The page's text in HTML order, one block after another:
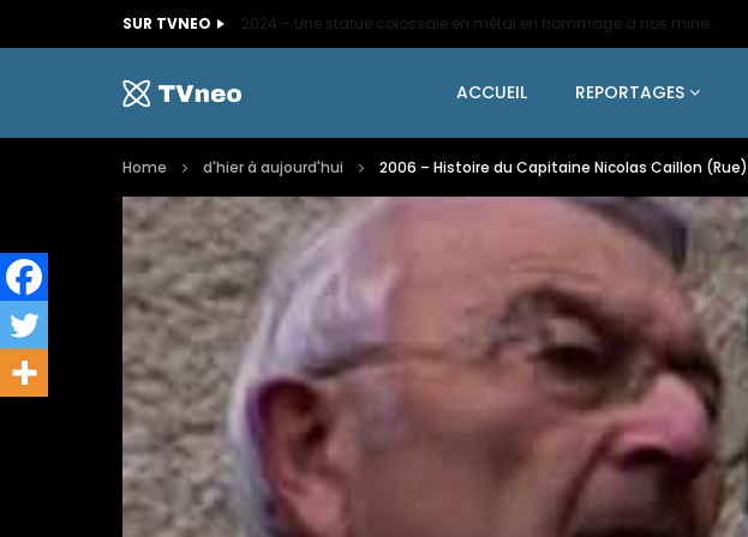
SUR TVNEO
ACCUEIL REPORTAGES
Home d'hier à aujourd'hui 2006 – Histoire du Capitaine Nicolas Caillon (Rue)